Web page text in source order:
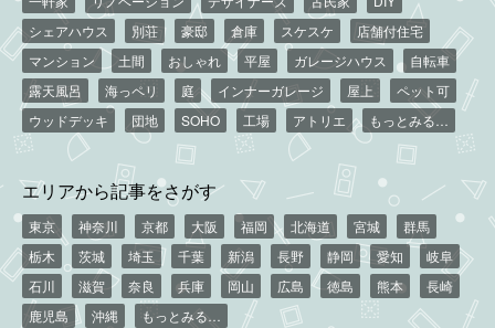
シェアハウス
別荘 豪邸 倉庫 スケスケ
店舗付住宅
マンション
土間 おしゃれ 平屋 ガレージハウス
自転車
露天風呂
海っペリ 庭 インナーガレージ 屋上
ペット可
ウッドデッキ
団地 SOHO 工場 アトリエ もっとみる…
エリアから記事をさがす
東京 神奈川 京都 大阪 福岡 北海道 宮城
群馬
栃木
茨城 埼玉 千葉 新潟 長野 静岡 愛知
岐阜
石川
滋賀 奈良 兵庫 岡山 広島 徳島 熊本
長崎
鹿児島
沖縄 もっとみる…